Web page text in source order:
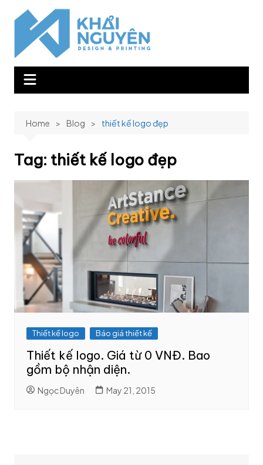
Home Blog thiết kế logo đẹp
Tag: thiết kế logo đẹp
Thiết kế logo Báo giá thiết kế
Thiết kế logo. Giá từ 0 VNĐ. Bao
gồm bộ nhận diện.
Ngọc Duyên May 21, 2015